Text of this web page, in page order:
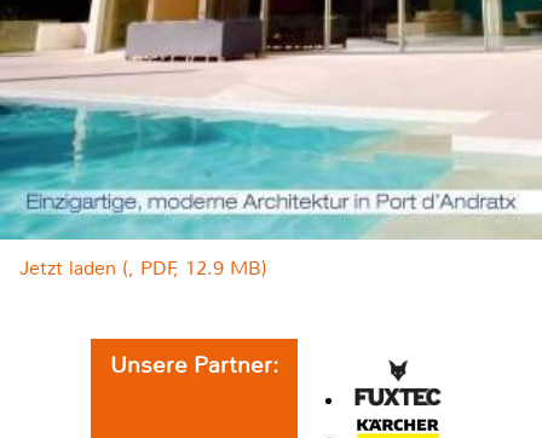
Jetzt laden (, PDF, 12.9 MB)
Unsere Partner: